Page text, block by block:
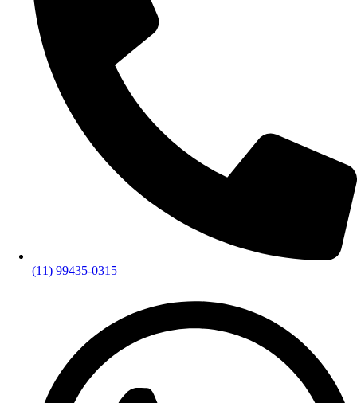
(11) 99435-0315